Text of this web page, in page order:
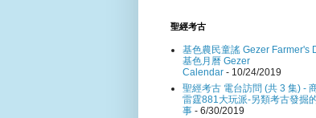
聖經考古
基色農民童謠 Gezer Farmer's
基色月曆 Gezer
Calendar - 10/24/2019
聖經考古 電台訪問 (共 3 集) -
雷霆881大玩派-另類考古發掘
事 - 6/30/2019